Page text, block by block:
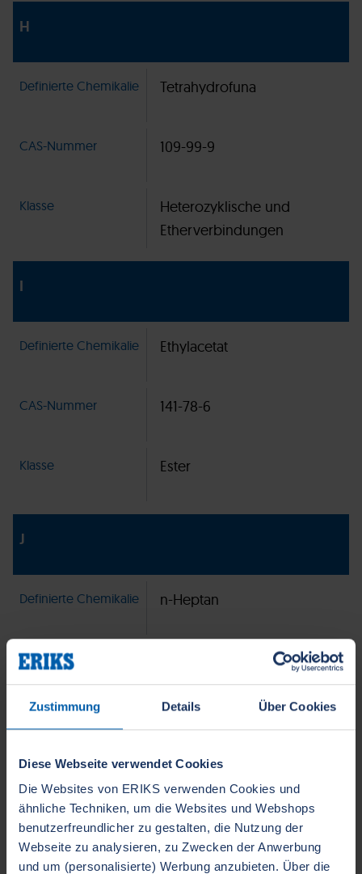
Zustimmung Details Über Cookies
Diese Webseite verwendet Cookies
Die Websites von ERIKS verwenden Cookies und
ähnliche Techniken, um die Websites und Webshops
benutzerfreundlicher zu gestalten, die Nutzung der
Webseite zu analysieren, zu Zwecken der Anwerbung
und um (personalisierte) Werbung anzubieten. Über die
H
Definierte Chemikalie Tetrahydrofuna
CAS-Nummer 109-99-9
Klasse
Heterozyklische und
Etherverbindungen
I
Definierte Chemikalie Ethylacetat
CAS-Nummer 141-78-6
Klasse Ester
J
Definierte Chemikalie n-Heptan
CAS-Nummer
K
Definierte Chemikalie Natriumhydroxid 40%